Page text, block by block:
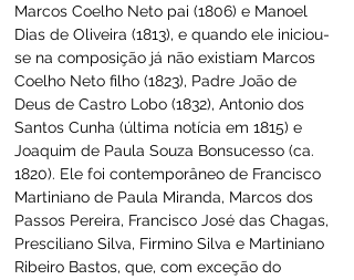
Marcos Coelho Neto pai (1806) e Manoel
Dias de Oliveira (1813), e quando ele iniciou-
se na composição já não existiam Marcos
Coelho Neto filho (1823), Padre João de
Deus de Castro Lobo (1832), Antonio dos
Santos Cunha (última notícia em 1815) e
Joaquim de Paula Souza Bonsucesso (ca.
1820). Ele foi contemporâneo de Francisco
Martiniano de Paula Miranda, Marcos dos
Passos Pereira, Francisco José das Chagas,
Presciliano Silva, Firmino Silva e Martiniano
Ribeiro Bastos, que, com exceção do